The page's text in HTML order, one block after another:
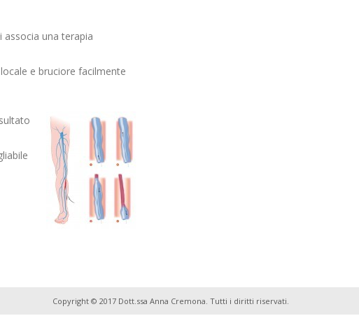
associa una terapia
e bruciore facilmente
Copyright © 2017 Dott.ssa Anna Cremona. Tutti i diritti riservati.